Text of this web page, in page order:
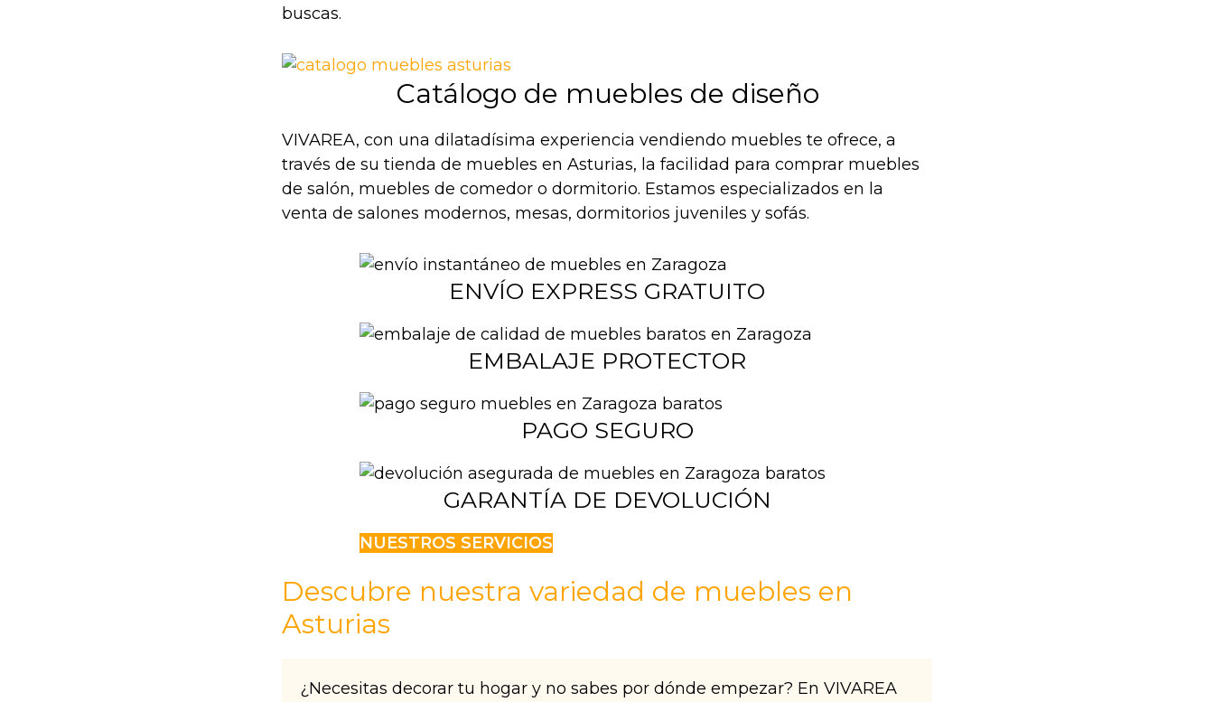
buscas.
Catálogo de muebles de diseño
VIVAREA, con una dilatadísima experiencia vendiendo muebles te ofrece, a
través de su tienda de muebles en Asturias, la facilidad para comprar muebles
de salón, muebles de comedor o dormitorio. Estamos especializados en la
venta de salones modernos, mesas, dormitorios juveniles y sofás.
ENVÍO EXPRESS GRATUITO
EMBALAJE PROTECTOR
PAGO SEGURO
GARANTÍA DE DEVOLUCIÓN
NUESTROS SERVICIOS
Descubre nuestra variedad de muebles en
Asturias
¿Necesitas decorar tu hogar y no sabes por dónde empezar? En VIVAREA